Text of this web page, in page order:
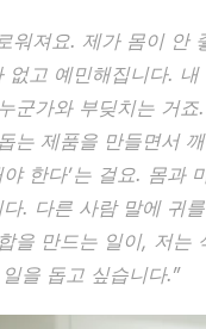
워져요. 제가 몸이 안
없고 예민해집니다.
군가와 부딪치는 거
는 제품을 만들면서
한다’는 걸요. 몸과
. 다른 사람 말에 귀
을 만드는 일이, 저는
을 돕고 싶습니다.”